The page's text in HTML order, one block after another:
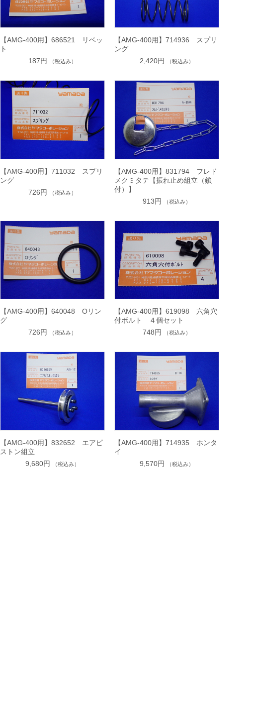
【AMG-400用】686521 リベッ
ト
187円
（税込み）
【AMG-400用】714936 スプリ
ング
2,420円
（税込み）
【AMG-400用】711032 スプリ
ング
726円
（税込み）
【AMG-400用】831794 フレド
メクミタテ【振れ止め組立（鎖
付）】
913円
（税込み）
【AMG-400用】640048 Oリン
グ
726円
（税込み）
【AMG-400用】619098 六角穴
付ボルト ４個セット
748円
（税込み）
【AMG-400用】832652 エアピ
ストン組立
9,680円
（税込み）
【AMG-400用】714935 ホンタ
イ
9,570円
（税込み）